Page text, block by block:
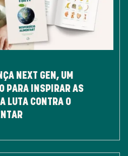
NEXT GEN, UM
PARA INSPIRAR AS
LUTA CONTRA O